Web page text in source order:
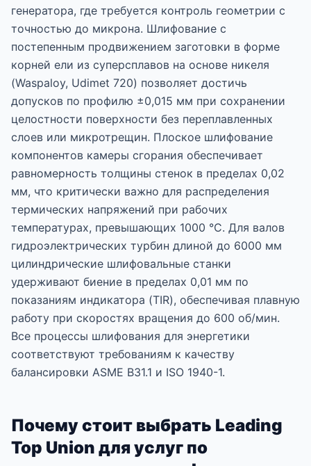
генератора, где требуется контроль геометрии с
точностью до микрона. Шлифование с
постепенным продвижением заготовки в форме
корней ели из суперсплавов на основе никеля
(Waspaloy, Udimet 720) позволяет достичь
допусков по профилю ±0,015 мм при сохранении
целостности поверхности без переплавленных
слоев или микротрещин. Плоское шлифование
компонентов камеры сгорания обеспечивает
равномерность толщины стенок в пределах 0,02
мм, что критически важно для распределения
термических напряжений при рабочих
температурах, превышающих 1000 °C. Для валов
гидроэлектрических турбин длиной до 6000 мм
цилиндрические шлифовальные станки
удерживают биение в пределах 0,01 мм по
показаниям индикатора (TIR), обеспечивая плавную
работу при скоростях вращения до 600 об/мин.
Все процессы шлифования для энергетики
соответствуют требованиям к качеству
балансировки ASME B31.1 и ISO 1940-1.
Почему стоит выбрать Leading
Top Union для услуг по